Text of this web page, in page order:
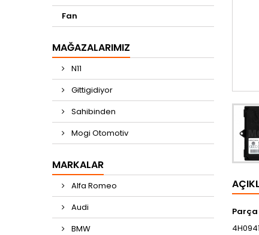
Fan
MAĞAZALARIMIZ
N11
Gittigidiyor
Sahibinden
Mogi Otomotiv
MARKALAR
Alfa Romeo
Audi
BMW
Parça